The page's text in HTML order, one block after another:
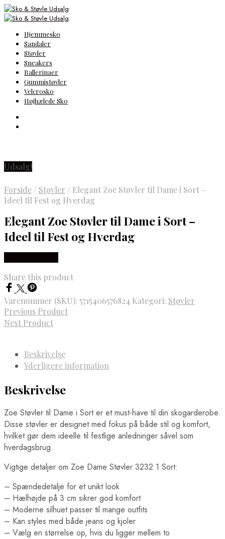
Hjemmesko
Sandaler
Støvler
Sneakers
Ballerinaer
Gummistøvler
Velcrosko
Højhælede Sko
Udsalg!
Forside / Støvler / Elegant Zoe Støvler til Dame i Sort –
Ideel til Fest og Hverdag
Elegant Zoe Støvler til Dame i Sort –
Ideel til Fest og Hverdag
Share this product
Varenummer (SKU): 5715406576824 Kategori: Støvler
Previous Product
Next Product
Beskrivelse
Yderligere information
Beskrivelse
Zoe Støvler til Dame i Sort er et must-have til din skogarderobe.
Disse støvler er designet med fokus på både stil og komfort,
hvilket gør dem ideelle til festlige anledninger såvel som
hverdagsbrug.
Vigtige detaljer om Zoe Dame Støvler 3232 1 Sort:
– Spændedetalje for et unikt look
– Hælhøjde på 3 cm sikrer god komfort
– Moderne silhuet passer til mange outfits
– Kan styles med både jeans og kjoler
– Vælg en størrelse op, hvis du ligger mellem to